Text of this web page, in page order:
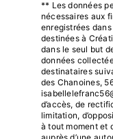
** Les données
nécessaires aux
enregistrées
destinées à
dans le seul but
données
destinataires
des Chanoines,
d’accès, de
limitation,
à tout moment et